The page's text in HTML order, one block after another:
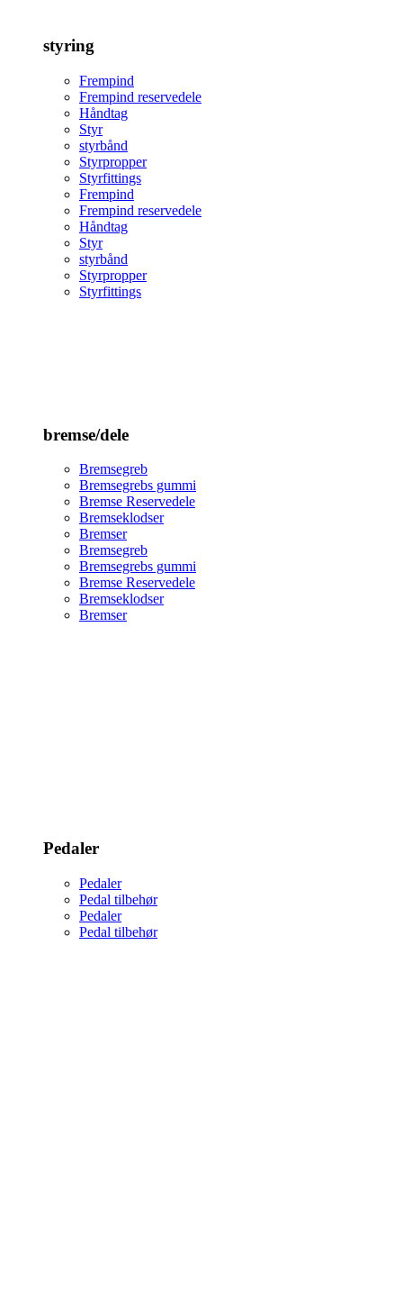
styring
Frempind
Frempind reservedele
Håndtag
Styr
styrbånd
Styrpropper
Styrfittings
Frempind
Frempind reservedele
Håndtag
Styr
styrbånd
Styrpropper
Styrfittings
bremse/dele
Bremsegreb
Bremsegrebs gummi
Bremse Reservedele
Bremseklodser
Bremser
Bremsegreb
Bremsegrebs gummi
Bremse Reservedele
Bremseklodser
Bremser
Pedaler
Pedaler
Pedal tilbehør
Pedaler
Pedal tilbehør